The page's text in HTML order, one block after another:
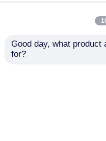
Good day, what product
for?